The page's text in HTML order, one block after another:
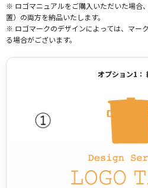
※ ロゴマニュアルをご購入いただいた場合
置）の両方を納品いたします。
※ ロゴマークのデザインによっては、マー
る場合がございます。
オプション1：